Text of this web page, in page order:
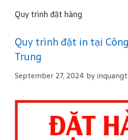
Quy trình đặt hàng
Quy trình đặt in tại
Trung
September 27, 2024 by